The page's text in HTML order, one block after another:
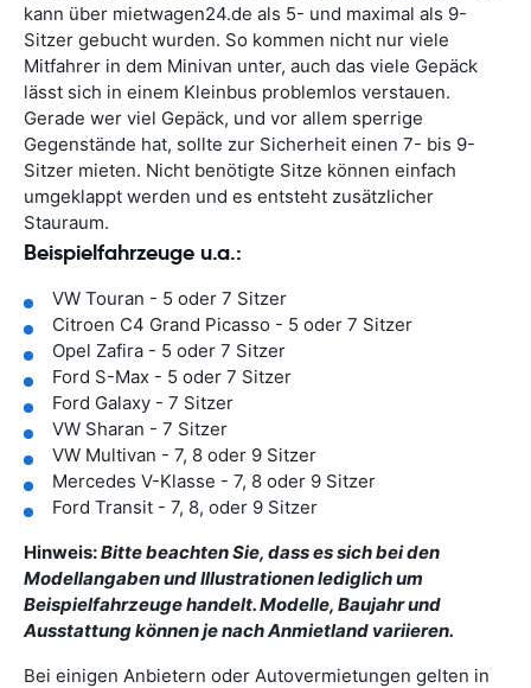
kann über mietwagen24.de als 5- und maximal als 9-
Sitzer gebucht wurden. So kommen nicht nur viele
Mitfahrer in dem Minivan unter, auch das viele Gepäck
lässt sich in einem Kleinbus problemlos verstauen.
Gerade wer viel Gepäck, und vor allem sperrige
Gegenstände hat, sollte zur Sicherheit einen 7- bis 9-
Sitzer mieten. Nicht benötigte Sitze können einfach
umgeklappt werden und es entsteht zusätzlicher
Stauraum.
Beispielfahrzeuge u.a.:
VW Touran - 5 oder 7 Sitzer
Citroen C4 Grand Picasso - 5 oder 7 Sitzer
Opel Zafira - 5 oder 7 Sitzer
Ford S-Max - 5 oder 7 Sitzer
Ford Galaxy - 7 Sitzer
VW Sharan - 7 Sitzer
VW Multivan - 7, 8 oder 9 Sitzer
Mercedes V-Klasse - 7, 8 oder 9 Sitzer
Ford Transit - 7, 8, oder 9 Sitzer
Hinweis:Bitte beachten Sie, dass es sich bei den
Modellangaben und Illustrationen lediglich um
Beispielfahrzeuge handelt. Modelle, Baujahr und
Ausstattung können je nach Anmietland variieren.
Bei einigen Anbietern oder Autovermietungen gelten in